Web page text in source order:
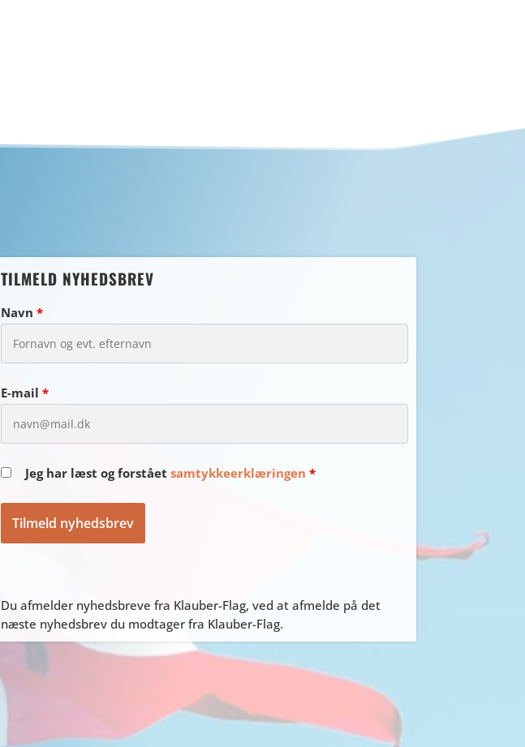
TILMELD NYHEDSBREV
Navn*
E-mail*
Jeg har læst og forståetsamtykkeerklæringen *
Du afmelder nyhedsbreve fra Klauber-Flag, ved at afmelde på det
næste nyhedsbrev du modtager fra Klauber-Flag.